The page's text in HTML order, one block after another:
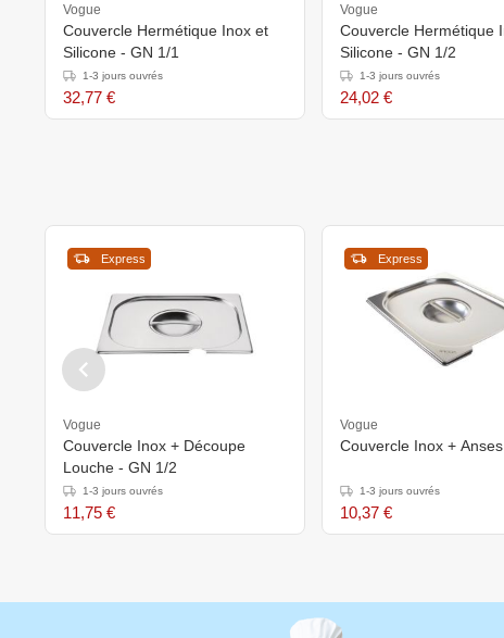
Vogue
Couvercle Hermétique Inox et
Silicone - GN 1/1
1-3 jours ouvrés
32,77 €
Vogue
Couvercle Hermétique
Silicone - GN 1/2
1-3 jours ouvrés
24,02 €
Express
Vogue
Couvercle Inox + Découpe
Louche - GN 1/2
1-3 jours ouvrés
11,75 €
Express
Vogue
Couvercle Inox +
1-3 jours ouvrés
10,37 €